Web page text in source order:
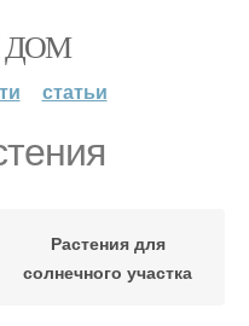
статьи
Растения для
солнечного участка